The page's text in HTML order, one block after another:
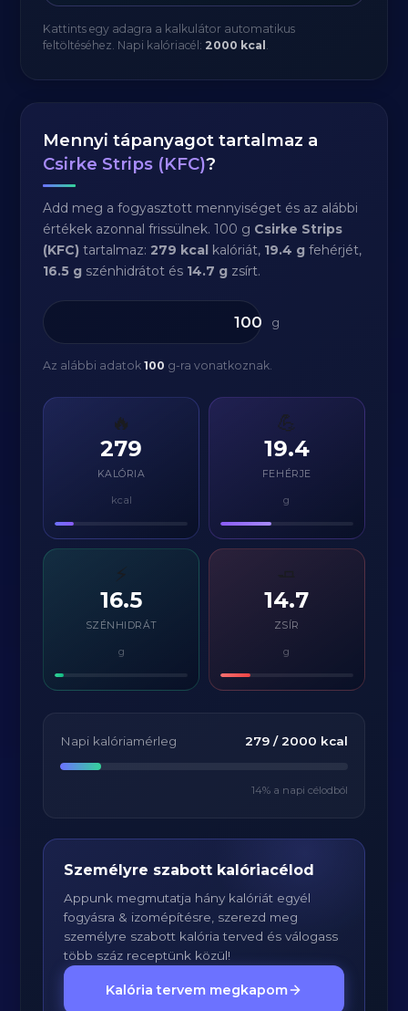
Kattints egy adagra a kalkulátor automatikus
feltöltéséhez. Napi kalóriacél:2000 kcal .
Mennyi tápanyagot tartalmaz a
Csirke Strips (KFC)?
Add meg a fogyasztott mennyiséget és az alábbi
értékek azonnal frissülnek. 100 g Csirke Strips
(KFC) tartalmaz:279 kcal kalóriát, 19.4 g fehérjét,
16.5 g szénhidrátot és 14.7 g zsírt.
g
Az alábbi adatok100 g-ra vonatkoznak.
🔥
279
KALÓRIA
kcal
💪
19.4
FEHÉRJE
g
⚡
16.5
SZÉNHIDRÁT
g
14.7
ZSÍR
g
Napi kalóriamérleg 279/ 2000 kcal
14% a napi célodból
Személyre szabott kalóriacélod
Appunk megmutatja hány kalóriát egyél
fogyásra & izomépítésre, szerezd meg
személyre szabott kalória terved és válogass
több száz receptünk közül!
Kalória tervem megkapom